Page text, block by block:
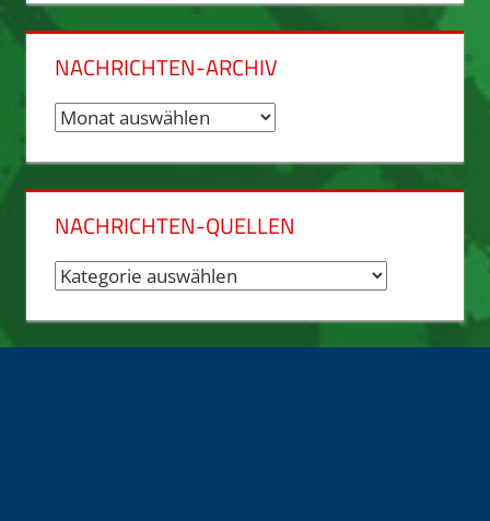
NACHRICHTEN-ARCHIV
Nachrichten-
NACHRICHTEN-QUELLEN
Nachrichten-